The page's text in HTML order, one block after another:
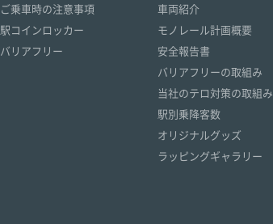
ご乗車時の注意事項
駅コインロッカー
バリアフリー
車両紹介
モノレール計画概要
安全報告書
バリアフリーの取組み
当社のテロ対策の取組み
駅別乗降客数
オリジナルグッズ
ラッピングギャラリー